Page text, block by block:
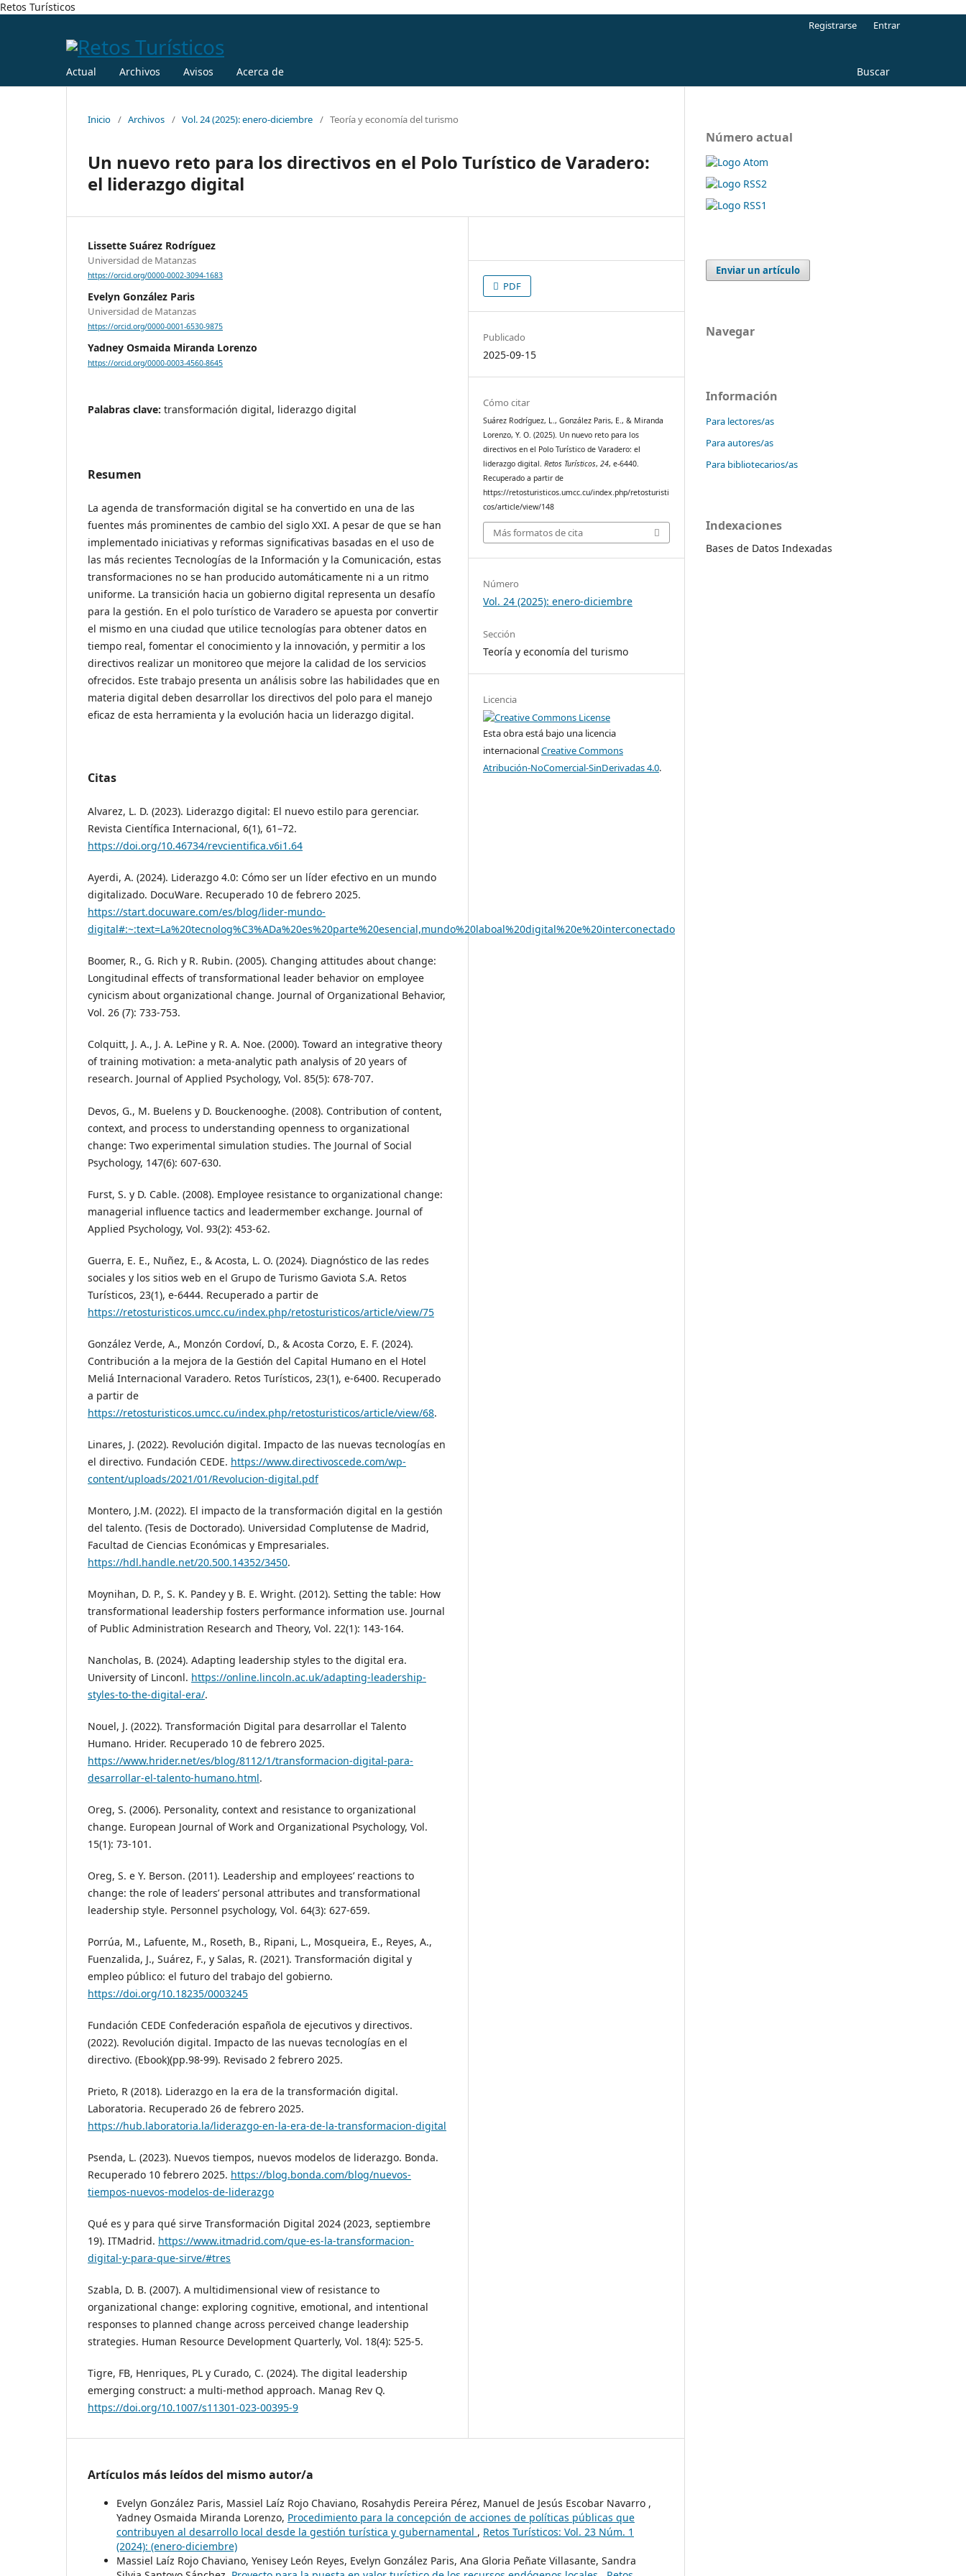
Retos Turísticos
Actual Archivos Avisos Acerca de Buscar
Registrarse Entrar
Inicio / Archivos / Vol. 24 (2025): enero-diciembre / Teoría y economía del turismo
Un nuevo reto para los directivos en el Polo Turístico de Varadero:
el liderazgo digital
Lissette Suárez Rodríguez
Universidad de Matanzas
https://orcid.org/0000-0002-3094-1683
Evelyn González Paris
Universidad de Matanzas
https://orcid.org/0000-0001-6530-9875
Yadney Osmaida Miranda Lorenzo
https://orcid.org/0000-0003-4560-8645
Palabras clave: transformación digital, liderazgo digital
Resumen
La agenda de transformación digital se ha convertido en una de las
fuentes más prominentes de cambio del siglo XXI. A pesar de que se han
implementado iniciativas y reformas significativas basadas en el uso de
las más recientes Tecnologías de la Información y la Comunicación, estas
transformaciones no se han producido automáticamente ni a un ritmo
uniforme. La transición hacia un gobierno digital representa un desafío
para la gestión. En el polo turístico de Varadero se apuesta por convertir
el mismo en una ciudad que utilice tecnologías para obtener datos en
tiempo real, fomentar el conocimiento y la innovación, y permitir a los
directivos realizar un monitoreo que mejore la calidad de los servicios
ofrecidos. Este trabajo presenta un análisis sobre las habilidades que en
materia digital deben desarrollar los directivos del polo para el manejo
eficaz de esta herramienta y la evolución hacia un liderazgo digital.
Citas
Alvarez, L. D. (2023). Liderazgo digital: El nuevo estilo para gerenciar.
Revista Científica Internacional, 6(1), 61–72.
https://doi.org/10.46734/revcientifica.v6i1.64
Ayerdi, A. (2024). Liderazgo 4.0: Cómo ser un líder efectivo en un mundo
digitalizado. DocuWare. Recuperado 10 de febrero 2025.
https://start.docuware.com/es/blog/lider-mundo-
digital#:~:text=La%20tecnolog%C3%ADa%20es%20parte%20esencial,mundo%20laboal%20digital%20e%20interconectado
Boomer, R., G. Rich y R. Rubin. (2005). Changing attitudes about change:
Longitudinal effects of transformational leader behavior on employee
cynicism about organizational change. Journal of Organizational Behavior,
Vol. 26 (7): 733-753.
Colquitt, J. A., J. A. LePine y R. A. Noe. (2000). Toward an integrative theory
of training motivation: a meta-analytic path analysis of 20 years of
research. Journal of Applied Psychology, Vol. 85(5): 678-707.
Devos, G., M. Buelens y D. Bouckenooghe. (2008). Contribution of content,
context, and process to understanding openness to organizational
change: Two experimental simulation studies. The Journal of Social
Psychology, 147(6): 607-630.
Furst, S. y D. Cable. (2008). Employee resistance to organizational change:
managerial influence tactics and leadermember exchange. Journal of
Applied Psychology, Vol. 93(2): 453-62.
Guerra, E. E., Nuñez, E., & Acosta, L. O. (2024). Diagnóstico de las redes
sociales y los sitios web en el Grupo de Turismo Gaviota S.A. Retos
Turísticos, 23(1), e-6444. Recuperado a partir de
https://retosturisticos.umcc.cu/index.php/retosturisticos/article/view/75
González Verde, A., Monzón Cordoví, D., & Acosta Corzo, E. F. (2024).
Contribución a la mejora de la Gestión del Capital Humano en el Hotel
Meliá Internacional Varadero. Retos Turísticos, 23(1), e-6400. Recuperado
a partir de
https://retosturisticos.umcc.cu/index.php/retosturisticos/article/view/68.
Linares, J. (2022). Revolución digital. Impacto de las nuevas tecnologías en
el directivo. Fundación CEDE. https://www.directivoscede.com/wp-
content/uploads/2021/01/Revolucion-digital.pdf
Montero, J.M. (2022). El impacto de la transformación digital en la gestión
del talento. (Tesis de Doctorado). Universidad Complutense de Madrid,
Facultad de Ciencias Económicas y Empresariales.
https://hdl.handle.net/20.500.14352/3450.
Moynihan, D. P., S. K. Pandey y B. E. Wright. (2012). Setting the table: How
transformational leadership fosters performance information use. Journal
of Public Administration Research and Theory, Vol. 22(1): 143-164.
Nancholas, B. (2024). Adapting leadership styles to the digital era.
University of Linconl. https://online.lincoln.ac.uk/adapting-leadership-
styles-to-the-digital-era/.
Nouel, J. (2022). Transformación Digital para desarrollar el Talento
Humano. Hrider. Recuperado 10 de febrero 2025.
https://www.hrider.net/es/blog/8112/1/transformacion-digital-para-
desarrollar-el-talento-humano.html.
Oreg, S. (2006). Personality, context and resistance to organizational
change. European Journal of Work and Organizational Psychology, Vol.
15(1): 73-101.
Oreg, S. e Y. Berson. (2011). Leadership and employees’ reactions to
change: the role of leaders’ personal attributes and transformational
leadership style. Personnel psychology, Vol. 64(3): 627-659.
Porrúa, M., Lafuente, M., Roseth, B., Ripani, L., Mosqueira, E., Reyes, A.,
Fuenzalida, J., Suárez, F., y Salas, R. (2021). Transformación digital y
empleo público: el futuro del trabajo del gobierno.
https://doi.org/10.18235/0003245
Fundación CEDE Confederación española de ejecutivos y directivos.
(2022). Revolución digital. Impacto de las nuevas tecnologías en el
directivo. (Ebook)(pp.98-99). Revisado 2 febrero 2025.
Prieto, R (2018). Liderazgo en la era de la transformación digital.
Laboratoria. Recuperado 26 de febrero 2025.
https://hub.laboratoria.la/liderazgo-en-la-era-de-la-transformacion-digital
Psenda, L. (2023). Nuevos tiempos, nuevos modelos de liderazgo. Bonda.
Recuperado 10 febrero 2025. https://blog.bonda.com/blog/nuevos-
tiempos-nuevos-modelos-de-liderazgo
Qué es y para qué sirve Transformación Digital 2024 (2023, septiembre
19). ITMadrid. https://www.itmadrid.com/que-es-la-transformacion-
digital-y-para-que-sirve/#tres
Szabla, D. B. (2007). A multidimensional view of resistance to
organizational change: exploring cognitive, emotional, and intentional
responses to planned change across perceived change leadership
strategies. Human Resource Development Quarterly, Vol. 18(4): 525-5.
Tigre, FB, Henriques, PL y Curado, C. (2024). The digital leadership
emerging construct: a multi-method approach. Manag Rev Q.
https://doi.org/10.1007/s11301-023-00395-9
PDF
Publicado
2025-09-15
Cómo citar
Suárez Rodríguez, L., González Paris, E., & Miranda
Lorenzo, Y. O. (2025). Un nuevo reto para los
directivos en el Polo Turístico de Varadero: el
liderazgo digital.Retos Turísticos,24, e-6440.
Recuperado a partir de
https://retosturisticos.umcc.cu/index.php/retosturisti
cos/article/view/148
Más formatos de cita
Número
Vol. 24 (2025): enero-diciembre
Sección
Teoría y economía del turismo
Licencia
Esta obra está bajo una licencia
internacionalCreative Commons
Atribución-NoComercial-SinDerivadas 4.0.
Artículos más leídos del mismo autor/a
Evelyn González Paris, Massiel Laíz Rojo Chaviano, Rosahydis Pereira Pérez, Manuel de Jesús Escobar Navarro ,
Yadney Osmaida Miranda Lorenzo, Procedimiento para la concepción de acciones de políticas públicas que
contribuyen al desarrollo local desde la gestión turística y gubernamental , Retos Turísticos: Vol. 23 Núm. 1
(2024): (enero-diciembre)
Massiel Laíz Rojo Chaviano, Yenisey León Reyes, Evelyn González Paris, Ana Gloria Peñate Villasante, Sandra
Número actual
Enviar un artículo
Navegar
Información
Para lectores/as
Para autores/as
Para bibliotecarios/as
Indexaciones
Bases de Datos Indexadas